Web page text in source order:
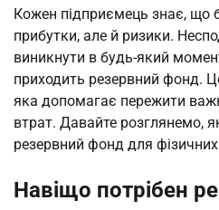
Кожен підприємець знає, що
прибутки, але й ризики.
виникнути в будь-який
приходить резервний фонд.
яка допомагає пережити
втрат. Давайте розглянемо,
резервний фонд для
Навіщо потрібен